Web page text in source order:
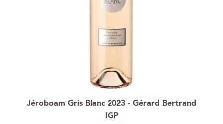
Jéroboam Gris Blanc 2023 - Gérard Bertrand
IGP